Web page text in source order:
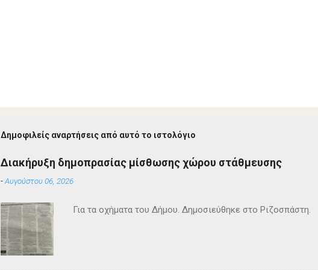
Δημοφιλείς αναρτήσεις από αυτό το ιστολόγιο
Διακήρυξη δημοπρασίας μίσθωσης χώρου στάθμευσης
-Αυγούστου 06, 2026
Για τα οχήματα του Δήμου. Δημοσιεύθηκε στο Ριζοσπάστη.